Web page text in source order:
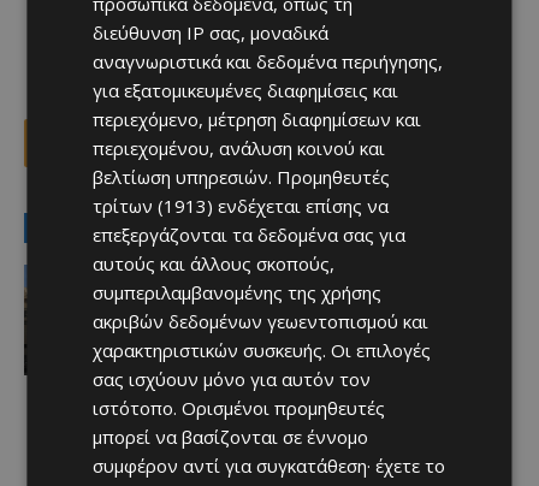
Facebook X Viber
LATEST NEWS
Ειδήσεις
ΛΕΜΕΣΟΣ: Στον Υπουργό Εσωτερικών
η επόμενη κίνηση για την επικίνδυνη
πολυκατοικία Seagate
10/08/2026
διεύθυνση IP σας, μοναδικά
αναγνωριστικά και δεδομένα περιήγησης,
για εξατομικευμένες διαφημίσεις και
περιεχόμενο, μέτρηση διαφημίσεων και
περιεχομένου, ανάλυση κοινού και
βελτίωση υπηρεσιών. Προμηθευτές
τρίτων (1913) ενδέχεται επίσης να
επεξεργάζονται τα δεδομένα σας για
αυτούς και άλλους σκοπούς,
συμπεριλαμβανομένης της χρήσης
ακριβών δεδομένων γεωεντοπισμού και
χαρακτηριστικών συσκευής. Οι επιλογές
σας ισχύουν μόνο για αυτόν τον
ιστότοπο. Ορισμένοι προμηθευτές
μπορεί να βασίζονται σε έννομο
συμφέρον αντί για συγκατάθεση· έχετε το